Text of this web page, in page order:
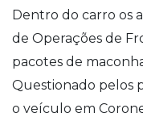
Dentro do carro os
de Operações de
pacotes de
Questionado pelos
o veículo em